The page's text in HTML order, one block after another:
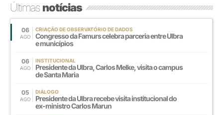
Últimasnotícias
06
AGO
CRIAÇÃO DE OBSERVATÓRIO DE DADOS
Congresso da Famurs celebra parceria entre Ulbra
e municípios
06
AGO
INSTITUCIONAL
Presidente da Ulbra, Carlos Melke, visita o campus
de Santa Maria
05
AGO
DIÁLOGO
Presidente da Ulbra recebe visita institucional do
ex-ministro Carlos Marun